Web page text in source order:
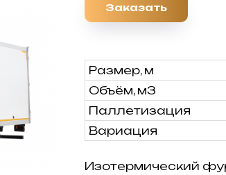
Заказать
Размер, м
Объём, м3
Паллетизация
Вариация
Изотермический